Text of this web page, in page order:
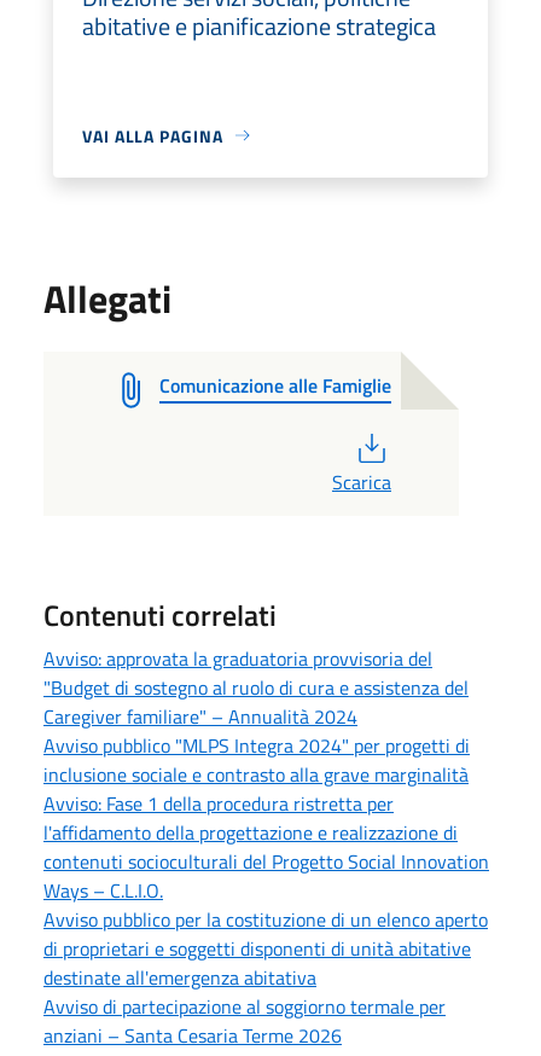
abitative e pianificazione strategica
VAI ALLA PAGINA
Allegati
Comunicazione alle Famiglie
Scarica
Contenuti correlati
Avviso: approvata la graduatoria provvisoria del
"Budget di sostegno al ruolo di cura e assistenza del
Caregiver familiare" – Annualità 2024
Avviso pubblico "MLPS Integra 2024" per progetti di
inclusione sociale e contrasto alla grave marginalità
Avviso: Fase 1 della procedura ristretta per
l'affidamento della progettazione e realizzazione di
contenuti socioculturali del Progetto Social Innovation
Ways – C.L.I.O.
Avviso pubblico per la costituzione di un elenco aperto
di proprietari e soggetti disponenti di unità abitative
destinate all'emergenza abitativa
Avviso di partecipazione al soggiorno termale per
anziani – Santa Cesaria Terme 2026